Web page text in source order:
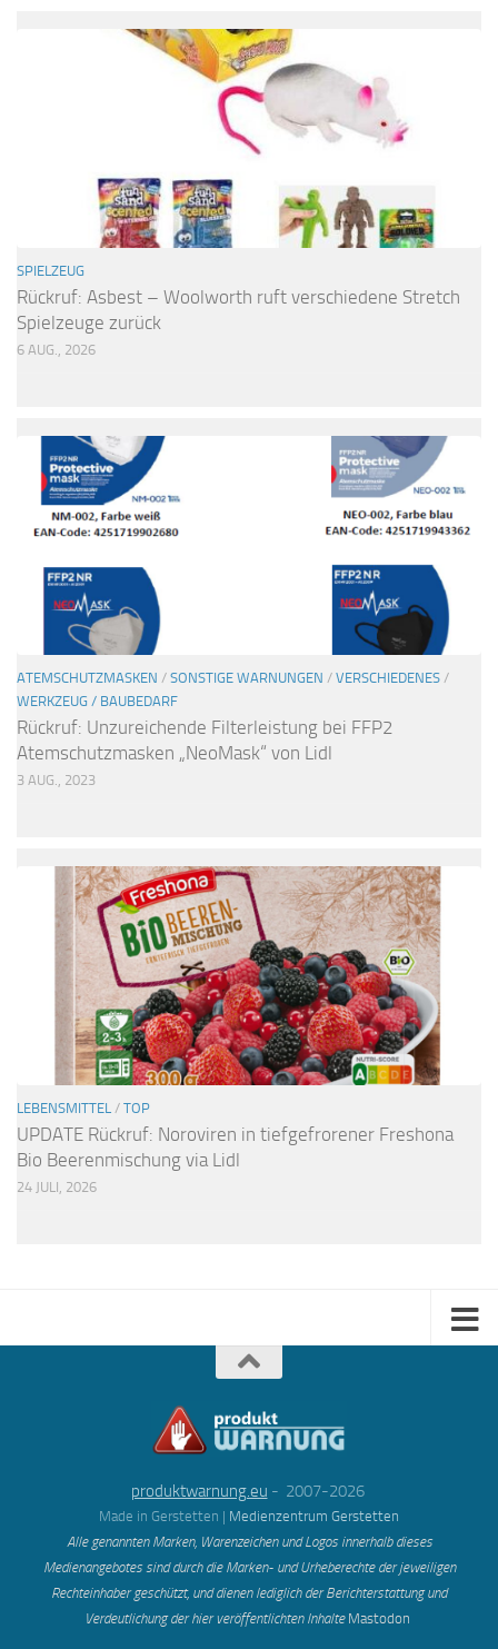
SPIELZEUG
Rückruf: Asbest – Woolworth ruft verschiedene Stretch
Spielzeuge zurück
6 AUG., 2026
ATEMSCHUTZMASKEN / SONSTIGE WARNUNGEN / VERSCHIEDENES /
WERKZEUG / BAUBEDARF
Rückruf: Unzureichende Filterleistung bei FFP2
Atemschutzmasken „NeoMask“ von Lidl
3 AUG., 2023
LEBENSMITTEL / TOP
UPDATE Rückruf: Noroviren in tiefgefrorener Freshona
Bio Beerenmischung via Lidl
24 JULI, 2026
produktwarnung.eu - 2007-2026
Made in Gerstetten | Medienzentrum Gerstetten
Alle genannten Marken, Warenzeichen und Logos innerhalb dieses
Medienangebotes sind durch die Marken- und Urheberechte der jeweiligen
Rechteinhaber geschützt, und dienen lediglich der Berichterstattung und
Verdeutlichung der hier veröffentlichten Inhalte Mastodon